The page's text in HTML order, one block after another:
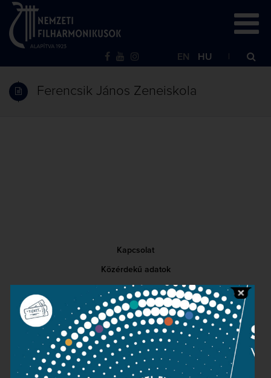
EN HU
Ferencsik János Zeneiskola
Kapcsolat
Közérdekű adatok
Sajtószoba
Adatvédelem
Impresszum